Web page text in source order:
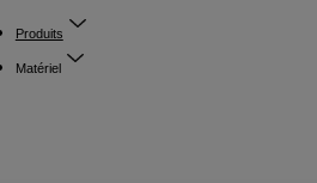
Produits
Matériel